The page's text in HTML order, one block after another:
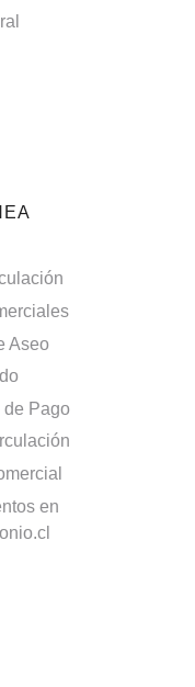
Aseo
Pago
en